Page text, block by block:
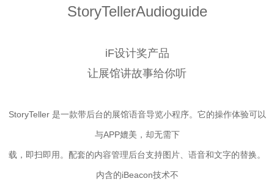
StoryTellerAudioguide
iF设计奖产品
让展馆讲故事给你听
StoryTeller 是一款带后台的展馆语音导览小程序。它的操作体验可以
与APP媲美，却无需下
载，即扫即用。配套的内容管理后台支持图片、语音和文字的替换。
内含的iBeacon技术不